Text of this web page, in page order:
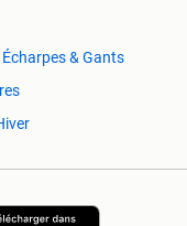
& Gants